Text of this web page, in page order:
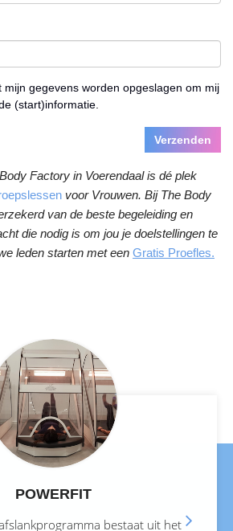
mijn gegevens worden opgeslagen om mij
(start)informatie.
Verzenden
Factory in Voerendaal is dé plek
voor Vrouwen. Bij The Body
van de beste begeleiding en
die nodig is om jou je doelstellingen te
leden starten met een Gratis Proefles.
POWERFIT
bestaat uit het